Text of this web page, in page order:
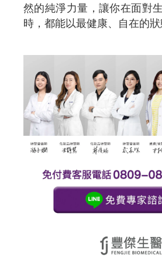
然的純淨力量，讓你在面對
時，都能以最健康、自在的狀